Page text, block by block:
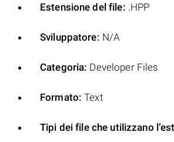
Estensione del file: .HPP
Sviluppatore: N/A
Categoria: Developer Files
Formato: Text
Tipi dei file che utilizzano